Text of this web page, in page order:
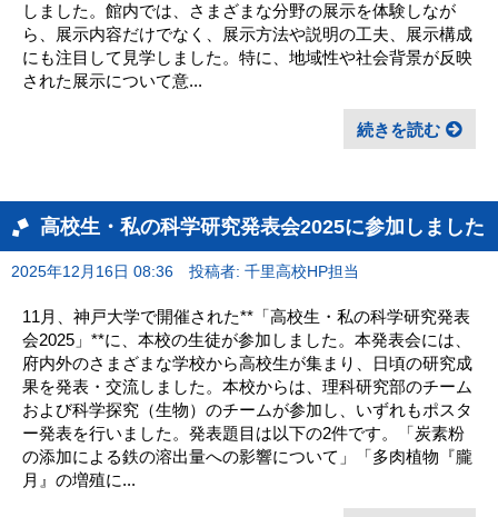
しました。館内では、さまざまな分野の展示を体験しなが
ら、展示内容だけでなく、展示方法や説明の工夫、展示構成
にも注目して見学しました。特に、地域性や社会背景が反映
された展示について意...
続きを読む
高校生・私の科学研究発表会2025に参加しました
2025年12月16日 08:36 投稿者: 千里高校HP担当
11月、神戸大学で開催された**「高校生・私の科学研究発表
会2025」**に、本校の生徒が参加しました。本発表会には、
府内外のさまざまな学校から高校生が集まり、日頃の研究成
果を発表・交流しました。本校からは、理科研究部のチーム
および科学探究（生物）のチームが参加し、いずれもポスタ
ー発表を行いました。発表題目は以下の2件です。「炭素粉
の添加による鉄の溶出量への影響について」「多肉植物『朧
月』の増殖に...